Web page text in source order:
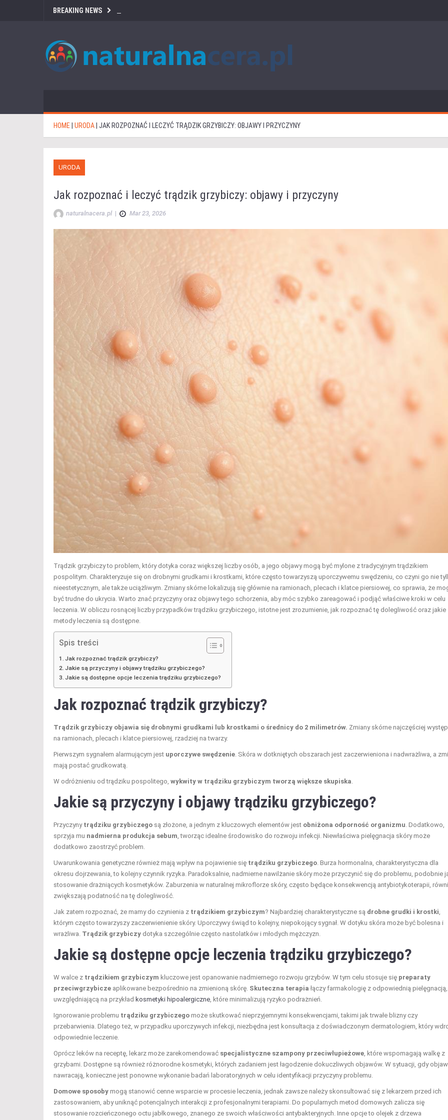
BREAKING NEWS
HOME URODA JAK ROZPOZNAĆ I LECZYĆ TRĄDZIK GRZYBICZY: OBJAWY I PRZYCZYNY
URODA
Jak rozpoznać i leczyć trądzik grzybiczy: objawy i przyczyny
naturalnacera.pl | Mar 23, 2026
Trądzik grzybiczy to problem, który dotyka coraz większej liczby osób, a jego objawy mogą być mylone z tradycyjnym trądzikiem
pospolitym. Charakteryzuje się on drobnymi grudkami i krostkami, które często towarzyszą uporczywemu swędzeniu, co czyni go nie
nieestetycznym, ale także uciążliwym. Zmiany skórne lokalizują się głównie na ramionach, plecach i klatce piersiowej, co sprawia, że
być trudne do ukrycia. Warto znać przyczyny oraz objawy tego schorzenia, aby móc szybko zareagować i podjąć właściwe kroki w celu
leczenia. W obliczu rosnącej liczby przypadków trądziku grzybiczego, istotne jest zrozumienie, jak rozpoznać tę dolegliwość oraz jakie
metody leczenia są dostępne.
Spis treści
Jak rozpoznać trądzik grzybiczy?
Jakie są przyczyny i objawy trądziku grzybiczego?
Jakie są dostępne opcje leczenia trądziku grzybiczego?
Jak rozpoznać trądzik grzybiczy?
Trądzik grzybiczy objawia się drobnymi grudkami lub krostkami o średnicy do 2 milimetrów. Zmiany skórne najczęściej
na ramionach, plecach i klatce piersiowej, rzadziej na twarzy.
Pierwszym sygnałem alarmującym jest uporczywe swędzenie . Skóra w dotkniętych obszarach jest zaczerwieniona i nadwrażliwa, a
mają postać grudkowatą.
W odróżnieniu od trądziku pospolitego, wykwity w trądziku grzybiczym tworzą większe skupiska
Jakie są przyczyny i objawy trądziku grzybiczego?
Przyczyny trądziku grzybiczego są złożone, a jednym z kluczowych elementów jest obniżona odporność organizmu . Dodatkowo,
sprzyja mu nadmierna produkcja sebum , tworząc idealne środowisko do rozwoju infekcji. Niewłaściwa pielęgnacja skóry może
dodatkowo zaostrzyć problem.
Uwarunkowania genetyczne również mają wpływ na pojawienie się trądziku grzybiczego . Burza hormonalna, charakterystyczna dla
okresu dojrzewania, to kolejny czynnik ryzyka. Paradoksalnie, nadmierne nawilżanie skóry może przyczynić się do problemu, podobnie
stosowanie drażniących kosmetyków. Zaburzenia w naturalnej mikroflorze skóry, często będące konsekwencją antybiotykoterapii,
zwiększają podatność na tę dolegliwość.
Jak zatem rozpoznać, że mamy do czynienia z trądzikiem grzybiczym? Najbardziej charakterystyczne są drobne grudki i krostki
którym często towarzyszy zaczerwienienie skóry. Uporczywy świąd to kolejny, niepokojący sygnał. W dotyku skóra może być bolesna i
wrażliwa. Trądzik grzybiczy dotyka szczególnie często nastolatków i młodych mężczyzn.
Jakie są dostępne opcje leczenia trądziku grzybiczego?
W walce z trądzikiem grzybiczym kluczowe jest opanowanie nadmiernego rozwoju grzybów. W tym celu stosuje się preparaty
przeciwgrzybicze aplikowane bezpośrednio na zmienioną skórę. Skuteczna terapia łączy farmakologię z odpowiednią pielęgnacją,
uwzględniającą na przykład kosmetyki hipoalergiczne , które minimalizują ryzyko podrażnień.
Ignorowanie problemu trądziku grzybiczego może skutkować nieprzyjemnymi konsekwencjami, takimi jak trwałe blizny czy
przebarwienia. Dlatego też, w przypadku uporczywych infekcji, niezbędna jest konsultacja z doświadczonym dermatologiem, który
odpowiednie leczenie.
Oprócz leków na receptę, lekarz może zarekomendować specjalistyczne szampony przeciwłupieżowe , które wspomagają walkę z
grzybami. Dostępne są również różnorodne kosmetyki, których zadaniem jest łagodzenie dokuczliwych objawów. W sytuacji, gdy
nawracają, konieczne jest ponowne wykonanie badań laboratoryjnych w celu identyfikacji przyczyny problemu.
Domowe sposoby mogą stanowić cenne wsparcie w procesie leczenia, jednak zawsze należy skonsultować się z lekarzem przed ich
zastosowaniem, aby uniknąć potencjalnych interakcji z profesjonalnymi terapiami. Do popularnych metod domowych zalicza się
stosowanie rozcieńczonego octu jabłkowego, znanego ze swoich właściwości antybakteryjnych. Inne opcje to olejek z drzewa